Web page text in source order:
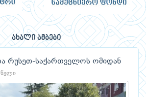
ახალი ამბები
რუსეთ-საქართველოს ომიდან
წელი